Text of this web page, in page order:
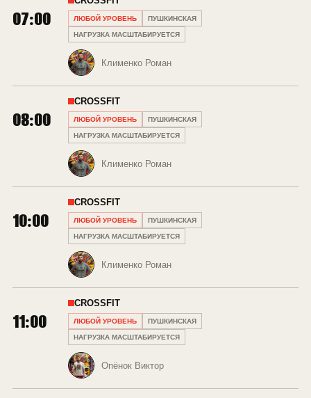
07:00 ЛЮБОЙ УРОВЕНЬ ПУШКИНСКАЯ
НАГРУЗКА МАСШТАБИРУЕТСЯ
Клименко Роман
08:00
CROSSFIT
ЛЮБОЙ УРОВЕНЬ ПУШКИНСКАЯ
НАГРУЗКА МАСШТАБИРУЕТСЯ
Клименко Роман
10:00
CROSSFIT
ЛЮБОЙ УРОВЕНЬ ПУШКИНСКАЯ
НАГРУЗКА МАСШТАБИРУЕТСЯ
Клименко Роман
11:00
CROSSFIT
ЛЮБОЙ УРОВЕНЬ ПУШКИНСКАЯ
НАГРУЗКА МАСШТАБИРУЕТСЯ
Опёнок Виктор